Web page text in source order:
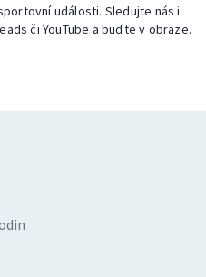
události. Sledujte nás i
či YouTube a buďte v obraze.